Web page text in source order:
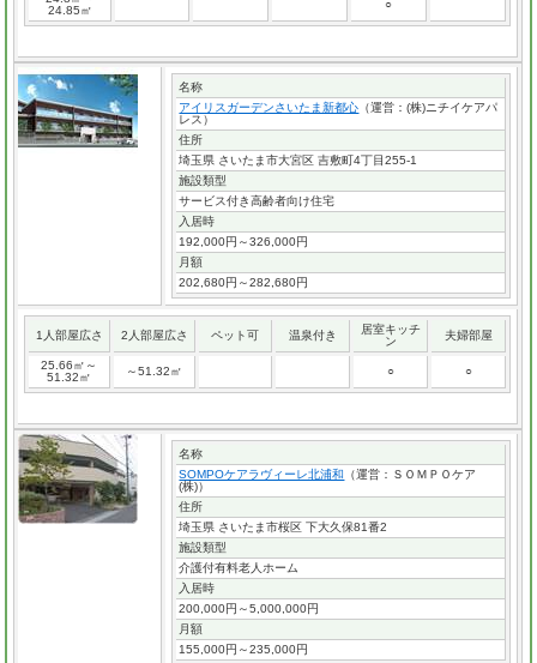
24.85㎡
○
名称
アイリスガーデンさいたま新都心 （運営：(株)ニチイケアパ
レス）
住所
埼玉県 さいたま市大宮区 吉敷町4丁目255-1
施設類型
サービス付き高齢者向け住宅
入居時
192,000円～326,000円
月額
202,680円～282,680円
1人部屋広さ 2人部屋広さ ペット可 温泉付き
居室キッチ
ン
夫婦部屋
25.66㎡～
51.32㎡
～51.32㎡ ○ ○
名称
SOMPOケアラヴィーレ北浦和
（運営：ＳＯＭＰＯケア
(株)）
住所
埼玉県 さいたま市桜区 下大久保81番2
施設類型
介護付有料老人ホーム
入居時
200,000円～5,000,000円
月額
155,000円～235,000円